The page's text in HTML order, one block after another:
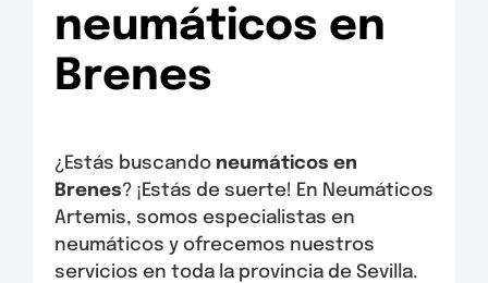
neumáticos en
Brenes
¿Estás buscando neumáticos en
Brenes? ¡Estás de suerte! En Neumáticos
Artemis, somos especialistas en
neumáticos y ofrecemos nuestros
servicios en toda la provincia de Sevilla.